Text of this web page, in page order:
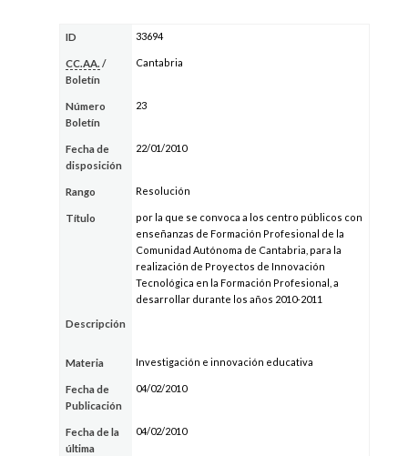
ID 33694
CC.AA. /
Boletín
Cantabria
Número
Boletín
23
Fecha de
disposición
22/01/2010
Rango Resolución
Título
por la que se convoca a los centro públicos con
enseñanzas de Formación Profesional de la
Comunidad Autónoma de Cantabria, para la
realización de Proyectos de Innovación
Tecnológica en la Formación Profesional, a
desarrollar durante los años 2010-2011
Descripción
Materia Investigación e innovación educativa
Fecha de
Publicación
04/02/2010
Fecha de la
última
04/02/2010